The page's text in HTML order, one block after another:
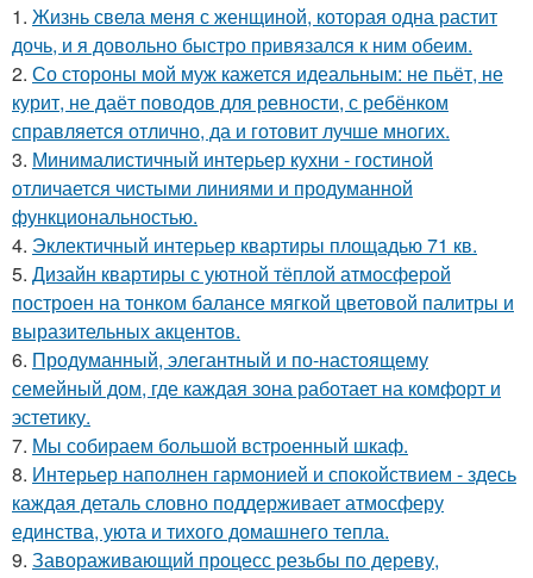
1. Жизнь свела меня с женщиной, которая одна растит
дочь, и я довольно быстро привязался к ним обеим.
2. Со стороны мой муж кажется идеальным: не пьёт, не
курит, не даёт поводов для ревности, с ребёнком
справляется отлично, да и готовит лучше многих.
3. Минималистичный интерьер кухни - гостиной
отличается чистыми линиями и продуманной
функциональностью.
4. Эклектичный интерьер квартиры площадью 71 кв.
5. Дизайн квартиры с уютной тёплой атмосферой
построен на тонком балансе мягкой цветовой палитры и
выразительных акцентов.
6. Продуманный, элегантный и по-настоящему
семейный дом, где каждая зона работает на комфорт и
эстетику.
7. Мы собираем большой встроенный шкаф.
8. Интерьер наполнен гармонией и спокойствием - здесь
каждая деталь словно поддерживает атмосферу
единства, уюта и тихого домашнего тепла.
9. Завораживающий процесс резьбы по дереву,